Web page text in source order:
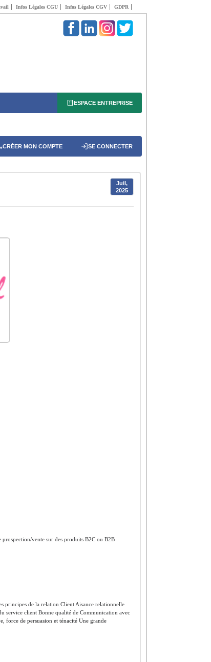
Infos Légales CGU Infos Légales CGV GDPR
ESPACE ENTREPRISE
CRÉER MON COMPTE SE CONNECTER
Juil,
2025
prospection/vente sur des produits B2C ou B2B
principes de la relation Client Aisance relationnelle
service client Bonne qualité de Communication avec
force de persuasion et ténacité Une grande